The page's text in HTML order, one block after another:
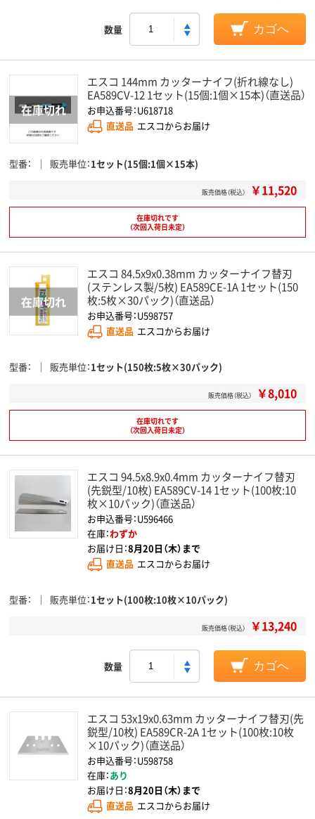
数量 カゴへ
エスコ 144mm カッターナイフ(折れ線なし)
EA589CV-12 1セット(15個:1個×15本)（直送品）
お申込番号：U618718
直送品 エスコからお届け
型番 販売単位 1セット(15個:1個×15本)
販売価格（税込） ￥11,520
在庫切れです
（次回入荷日未定）
エスコ 84.5x9x0.38mm カッターナイフ替刃
(ステンレス製/5枚) EA589CE-1A 1セット(150
枚:5枚×30パック)（直送品）
お申込番号：U598757
直送品 エスコからお届け
型番 販売単位 1セット(150枚:5枚×30パック)
販売価格（税込） ￥8,010
在庫切れです
（次回入荷日未定）
エスコ 94.5x8.9x0.4mm カッターナイフ替刃
(先鋭型/10枚) EA589CV-14 1セット(100枚:10
枚×10パック)（直送品）
お申込番号：U596466
在庫：わずか
お届け日：8月20日（木）まで
直送品 エスコからお届け
型番 販売単位 1セット(100枚:10枚×10パック)
販売価格（税込） ￥13,240
数量 カゴへ
エスコ 53x19x0.63mm カッターナイフ替刃(先
鋭型/10枚) EA589CR-2A 1セット(100枚:10枚
×10パック)（直送品）
お申込番号：U598758
在庫：あり
お届け日：8月20日（木）まで
直送品 エスコからお届け